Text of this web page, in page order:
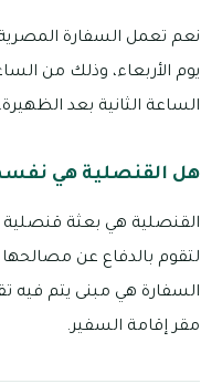
نعم تعمل السفارة
يوم الأربعاء، وذلك من
الساعة الثانية بعد الظهيرة.
هل القنصلية هي
القنصلية هي بعثة قنصلية
لتقوم بالدفاع عن مصالحها
السفارة هي مبنى يتم فيه
مقر إقامة السفير.